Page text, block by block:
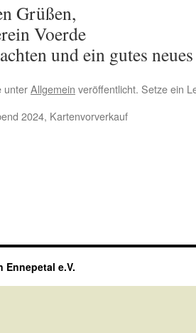
Grüßen,
Voerde
und ein gutes
unterAllgemein veröffentlicht. Setze ein
2024, Kartenvorverkauf
Ennepetal e.V.